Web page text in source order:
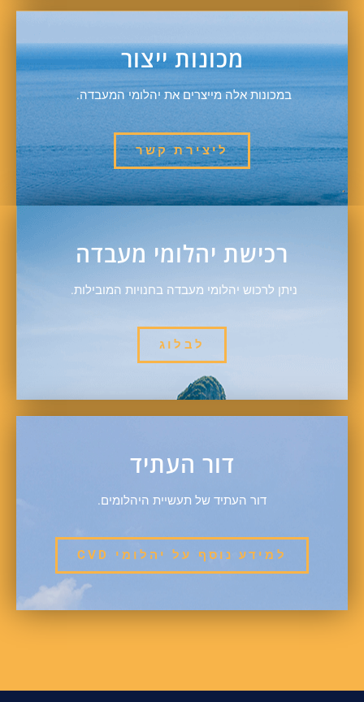
מכונות ייצור
במכונות אלה מייצרים את יהלומי המעבדה.
ליצירת קשר
רכישת יהלומי מעבדה
ניתן לרכוש יהלומי מעבדה בחנויות המובילות.
לבלוג
דור העתיד
דור העתיד של תעשיית היהלומים.
למידע נוסף על יהלומי CVD